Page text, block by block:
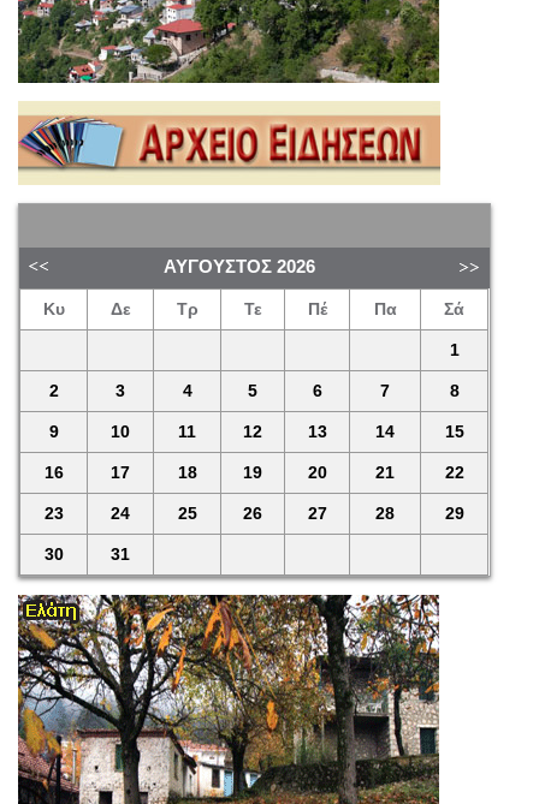
ΑΎΓΟΥΣΤΟΣ 2026
Κυ Δε Τρ Τε Πέ Πα Σά
1
2 3 4 5 6 7 8
9 10 11 12 13 14 15
16 17 18 19 20 21 22
23 24 25 26 27 28 29
30 31